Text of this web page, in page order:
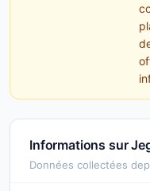
Informations sur
Données collectées